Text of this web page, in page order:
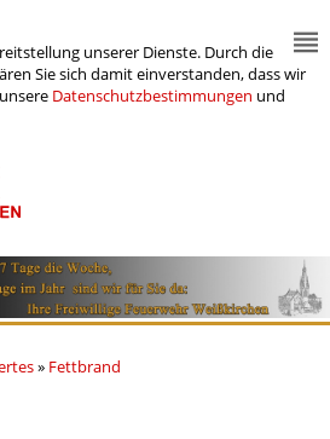
unserer Dienste. Durch die
Sie sich damit einverstanden, dass wir
Datenschutzbestimmungen und
» Fettbrand